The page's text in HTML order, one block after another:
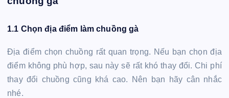
1.1 Chọn địa điểm làm chuồng gà
Địa điểm chọn chuồng rất quan trọng. Nếu bạn chọn địa
điểm không phù hợp, sau này sẽ rất khó thay đổi. Chi phí
thay đổi chuồng cũng khá cao. Nên bạn hãy cân nhắc
nhé.